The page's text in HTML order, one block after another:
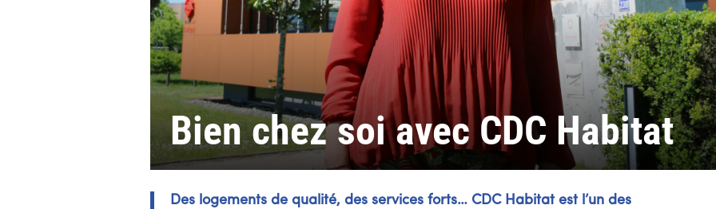
Bien chez soi avec CDC Habitat
Des logements de qualité, des services forts… CDC Habitat est l’un des